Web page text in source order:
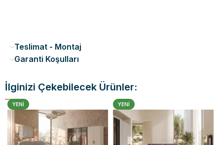
Teslimat - Montaj
Garanti Koşulları
İlginizi Çekebilecek Ürünler:
YENI YENI